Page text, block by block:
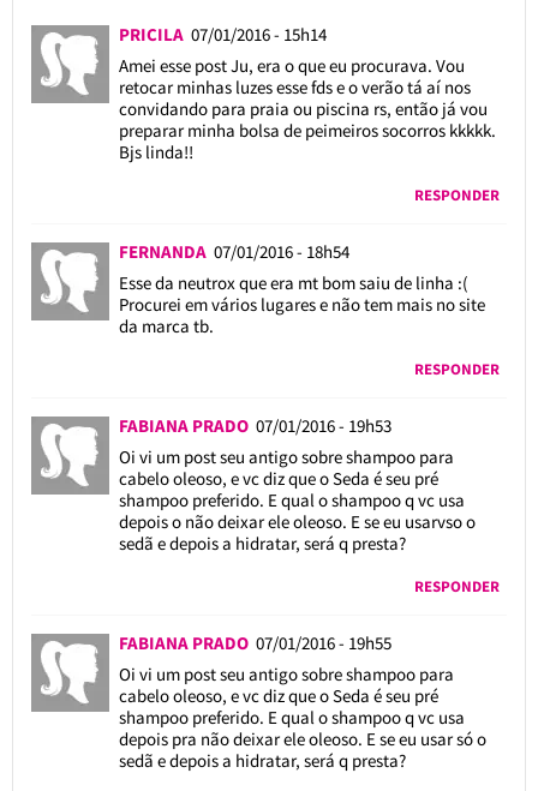
PRICILA 07/01/2016 - 15h14
Amei esse post Ju, era o que eu procurava. Vou
retocar minhas luzes esse fds e o verão tá aí nos
convidando para praia ou piscina rs, então já vou
preparar minha bolsa de peimeiros socorros kkkkk.
Bjs linda!!
RESPONDER
FERNANDA 07/01/2016 - 18h54
Esse da neutrox que era mt bom saiu de linha :(
Procurei em vários lugares e não tem mais no site
da marca tb.
RESPONDER
FABIANA PRADO 07/01/2016 - 19h53
Oi vi um post seu antigo sobre shampoo para
cabelo oleoso, e vc diz que o Seda é seu pré
shampoo preferido. E qual o shampoo q vc usa
depois o não deixar ele oleoso. E se eu usarvso o
sedã e depois a hidratar, será q presta?
RESPONDER
FABIANA PRADO 07/01/2016 - 19h55
Oi vi um post seu antigo sobre shampoo para
cabelo oleoso, e vc diz que o Seda é seu pré
shampoo preferido. E qual o shampoo q vc usa
depois pra não deixar ele oleoso. E se eu usar só o
sedã e depois a hidratar, será q presta?